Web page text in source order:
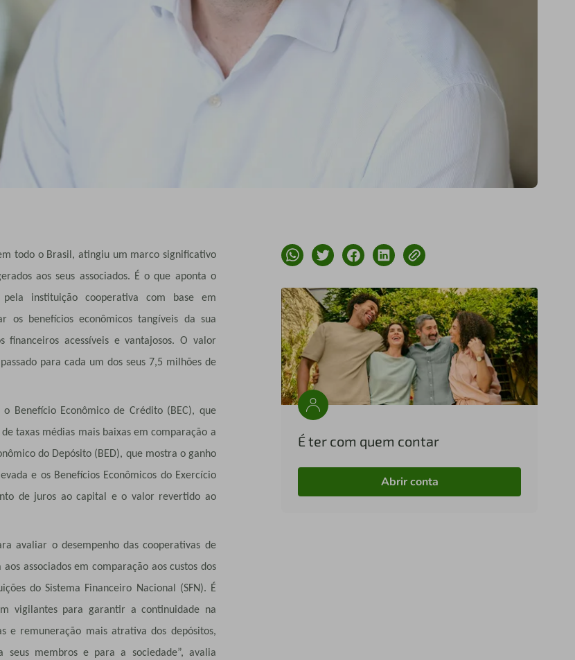
todo o Brasil, atingiu um marco significativo
aos seus associados. É o que aponta o
pela instituição cooperativa com base em
os benefícios econômicos tangíveis da sua
acessíveis e vantajosos. O valor
para cada um dos seus 7,5 milhões de
Benefício Econômico de Crédito (BEC), que
taxas médias mais baixas em comparação a
do Depósito (BED), que mostra o ganho
e os Benefícios Econômicos do Exercício
de juros ao capital e o valor revertido ao
avaliar o desempenho das cooperativas de
associados em comparação aos custos dos
do Sistema Financeiro Nacional (SFN). É
vigilantes para garantir a continuidade na
e remuneração mais atrativa dos depósitos,
membros e para a sociedade”, avalia
É ter com quem contar
Abrir conta